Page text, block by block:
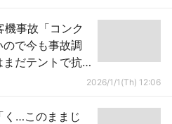
機事故「コンク
で今も事故調
だテントで抗
2026/1/1(Th) 12:06
く…このままじ